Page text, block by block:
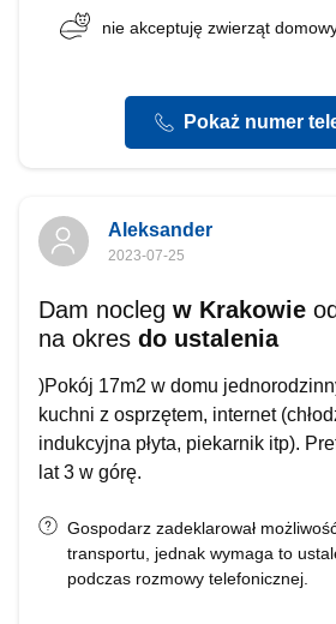
nie akceptuję zwierząt
Pokaż numer
Aleksander
2023-07-25
Dam nocleg w Krakowie od
na okres do ustalenia
)Pokój 17m2 w domu
kuchni z osprzętem, internet
indukcyjna płyta, piekarnik itp).
lat 3 w górę.
Gospodarz zadeklarował
transportu, jednak wymaga to
podczas rozmowy telefonicznej.